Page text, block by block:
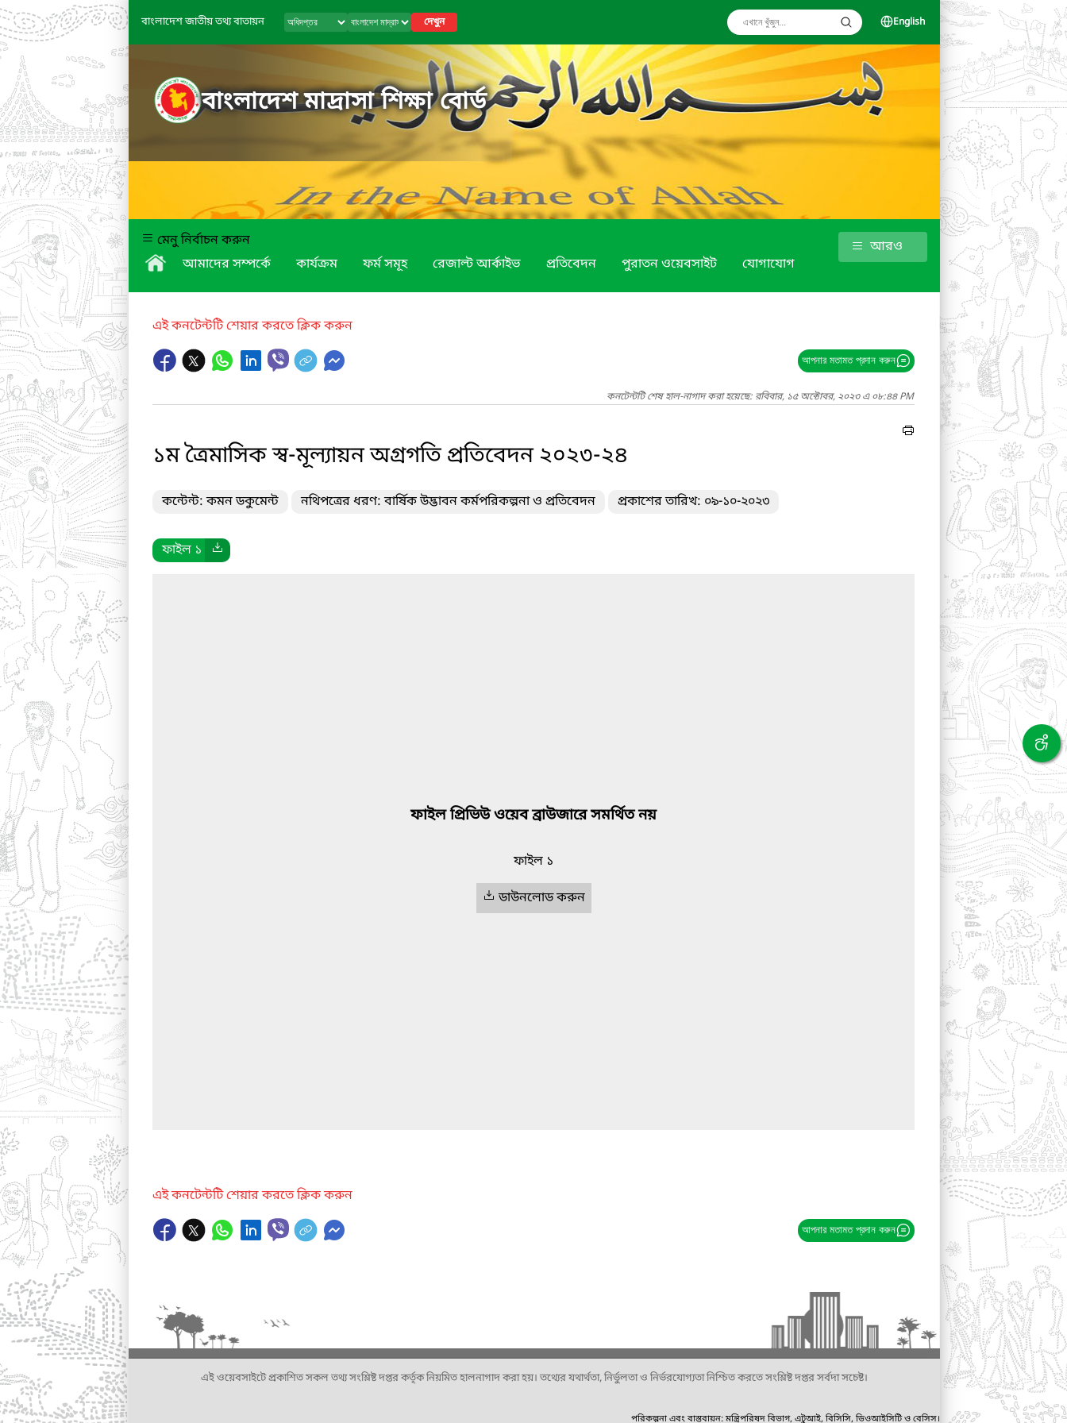
বাংলাদেশ জাতীয় তথ্য বাতায়ন দেখুন English
বাংলাদেশ মাদ্রাসা শিক্ষা বোর্ড
মেনু নির্বাচন করুন
আমাদের সম্পর্কে
কার্যক্রম ফর্ম সমূহ রেজাল্ট আর্কাইভ প্রতিবেদন পুরাতন ওয়েবসাইট যোগাযোগ
আরও
এই কনটেন্টটি শেয়ার করতে ক্লিক করুন
আপনার মতামত প্রদান করুন
কনটেন্টটি শেষ হাল-নাগাদ করা হয়েছে: রবিবার, ১৫ অক্টোবর, ২০২৩ এ ০৮:৪৪ PM
১ম ত্রৈমাসিক স্ব-মূল্যায়ন অগ্রগতি প্রতিবেদন ২০২৩-২৪
কন্টেন্ট: কমন ডকুমেন্ট নথিপত্রের ধরণ: বার্ষিক উদ্ভাবন কর্মপরিকল্পনা ও প্রতিবেদন প্রকাশের তারিখ: ০৯-১০-২০২৩
ফাইল ১
ফাইল প্রিভিউ ওয়েব ব্রাউজারে সমর্থিত নয়
ফাইল ১
ডাউনলোড করুন
এই কনটেন্টটি শেয়ার করতে ক্লিক করুন
আপনার মতামত প্রদান করুন
এই ওয়েবসাইটে প্রকাশিত সকল তথ্য সংশ্লিষ্ট দপ্তর কর্তৃক নিয়মিত হালনাগাদ করা হয়। তথ্যের যথার্থতা, নির্ভুলতা ও নির্ভরযোগ্যতা নিশ্চিত করতে সংশ্লিষ্ট দপ্তর সর্বদা সচেষ্ট।
পরিকল্পনা এবং বাস্তবায়ন: মন্ত্রিপরিষদ বিভাগ, এটুআই, বিসিসি, ডিওআইসিটি ও বেসিস।